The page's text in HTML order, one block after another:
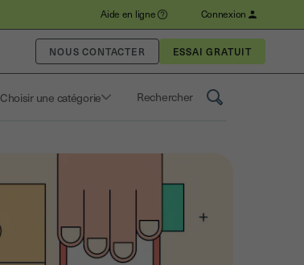
Aide en ligne Connexion
NOUS CONTACTER
Choisir une catégorie Saisissez un terme pour